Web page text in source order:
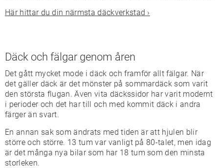
Här hittar du din närmsta däckverkstad ›
Däck och fälgar genom åren
Det gått mycket mode i däck och framför allt fälgar. När
det gäller däck är det mönster på sommardäck som varit
den största flugan. Även vita däckssidor har varit modernt
i perioder och det har till och med kommit däck i andra
färger än svart.
En annan sak som ändrats med tiden är att hjulen blir
större och större. 13 tum var vanligt på 80-talet, men idag
är det många nya bilar som har 18 tum som den minsta
storleken.